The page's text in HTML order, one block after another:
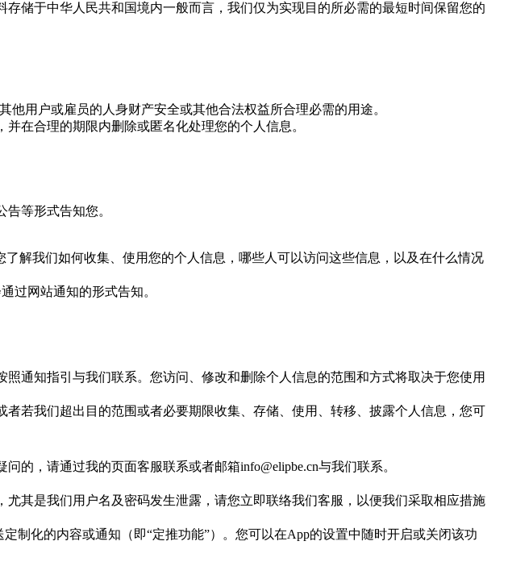
储于中华人民共和国境内一般而言，我们仅为实现目的所必需的最短时间保留您的
用户或雇员的人身财产安全或其他合法权益所合理必需的用途。
在合理的期限内删除或匿名化处理您的个人信息。
等形式告知您。
解我们如何收集、使用您的个人信息，哪些人可以访问这些信息，以及在什么情况
过网站通知的形式告知。
通知指引与我们联系。您访问、修改和删除个人信息的范围和方式将取决于您使用
若我们超出目的范围或者必要期限收集、存储、使用、转移、披露个人信息，您可
的，请通过我的页面客服联系或者邮箱info@elipbe.cn与我们联系。
其是我们用户名及密码发生泄露，请您立即联络我们客服，以便我们采取相应措施
定制化的内容或通知（即“定推功能”）。您可以在App的设置中随时开启或关闭该功